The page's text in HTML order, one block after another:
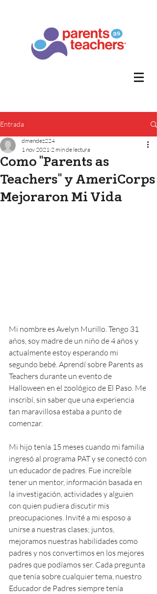
Entrada
Como "Parents as
Teachers" y AmeriCorps
Mejoraron Mi Vida
dmendez224
1 nov 2021 2 min de lectura
Mi nombre es Avelyn Murillo. Tengo 31
años, soy madre de un niño de 4 años y
actualmente estoy esperando mi
segundo bebé. Aprendí sobre Parents as
Teachers durante un evento de
Halloween en el zoológico de El Paso. Me
inscribí, sin saber que una experiencia
tan maravillosa estaba a punto de
comenzar.
Mi hijo tenía 15 meses cuando mi familia
ingresó al programa PAT y se conectó con
un educador de padres. Fue increíble
tener un mentor, información basada en
la investigación, actividades y alguien
con quien pudiera discutir mis
preocupaciones. Invité a mi esposo a
unirse a nuestras clases; juntos,
mejoramos nuestras habilidades como
padres y nos convertimos en los mejores
padres que podíamos ser. Cada pregunta
que tenía sobre cualquier tema, nuestro
Educador de Padres siempre tenía